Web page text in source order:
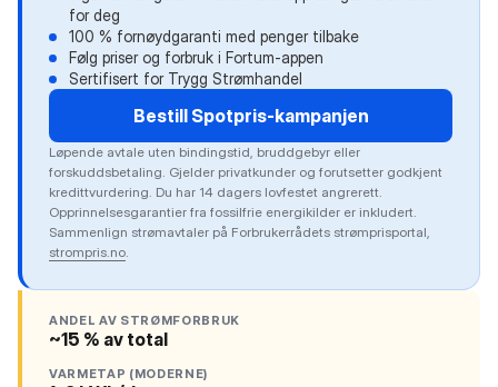
for deg
100 % fornøydgaranti med penger tilbake
Følg priser og forbruk i Fortum-appen
Sertifisert for Trygg Strømhandel
Bestill Spotpris-kampanjen
Løpende avtale uten bindingstid, bruddgebyr eller
forskuddsbetaling. Gjelder privatkunder og forutsetter godkjent
kredittvurdering. Du har 14 dagers lovfestet angrerett.
Opprinnelsesgarantier fra fossilfrie energikilder er inkludert.
Sammenlign strømavtaler på Forbrukerrådets strømprisportal,
strompris.no.
ANDEL AV STRØMFORBRUK
~15 % av total
VARMETAP (MODERNE)